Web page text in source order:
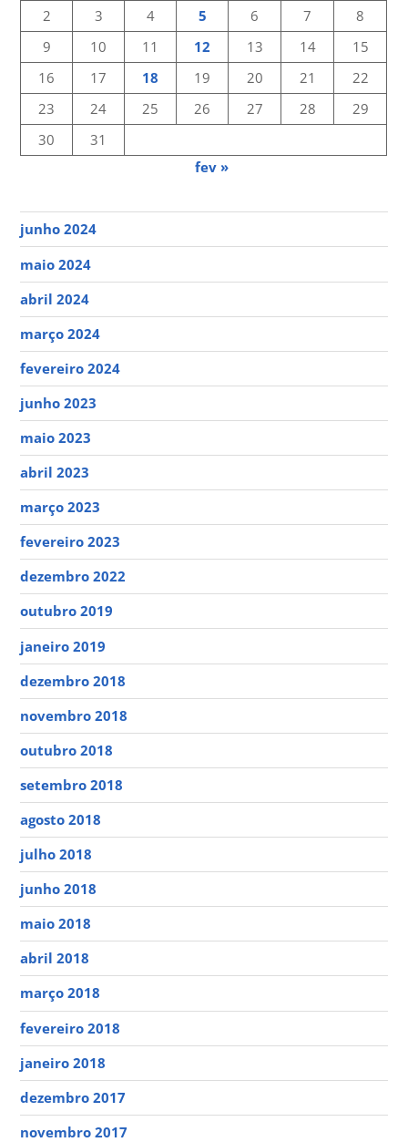
2
3 4 5 6 7
8
9
10 11 12 13 14
15
16
17 18 19 20 21
22
23
24 25 26 27 28
29
30
31
fev »
junho 2024
maio 2024
abril 2024
março 2024
fevereiro 2024
junho 2023
maio 2023
abril 2023
março 2023
fevereiro 2023
dezembro 2022
outubro 2019
janeiro 2019
dezembro 2018
novembro 2018
outubro 2018
setembro 2018
agosto 2018
julho 2018
junho 2018
maio 2018
abril 2018
março 2018
fevereiro 2018
janeiro 2018
dezembro 2017
novembro 2017